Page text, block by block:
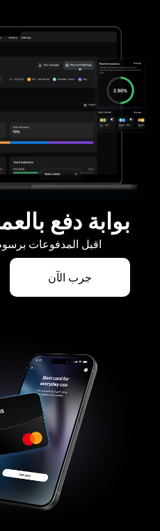
بوابة دفع
اقبل المدفوعات برسوم تبدأ
جرب الآن